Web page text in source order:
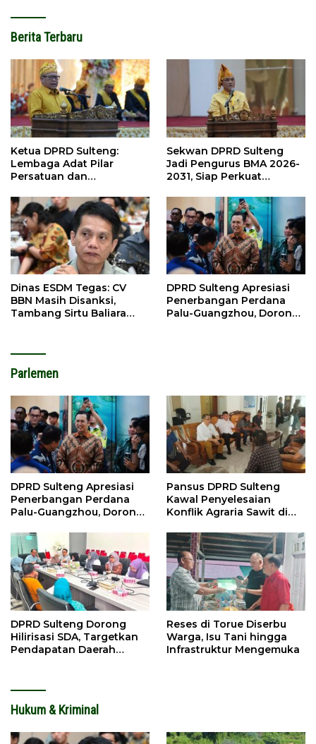
Berita Terbaru
Ketua DPRD Sulteng:
Lembaga Adat Pilar
Persatuan dan
Sekwan DPRD Sulteng
Jadi Pengurus BMA 2026-
2031, Siap Perkuat
Dinas ESDM Tegas: CV
BBN Masih Disanksi,
Tambang Sirtu Baliara
DPRD Sulteng Apresiasi
Penerbangan Perdana
Palu-Guangzhou, Dorong
Parlemen
DPRD Sulteng Apresiasi
Penerbangan Perdana
Palu-Guangzhou, Dorong
Pansus DPRD Sulteng
Kawal Penyelesaian
Konflik Agraria Sawit di
DPRD Sulteng Dorong
Hilirisasi SDA, Targetkan
Pendapatan Daerah
Reses di Torue Diserbu
Warga, Isu Tani hingga
Infrastruktur Mengemuka
Hukum & Kriminal